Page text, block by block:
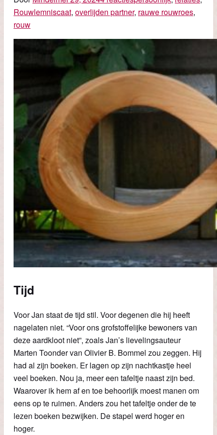
Rouwlemniscaat, overlijden partner, rauwe rouwroes,
rouw
Tijd
Voor Jan staat de tijd stil. Voor degenen die hij heeft
nagelaten niet. “Voor ons grofstoffelijke bewoners van
deze aardkloot niet”, zoals Jan’s lievelingsauteur
Marten Toonder van Olivier B. Bommel zou zeggen. Hij
had al zijn boeken. Er lagen op zijn nachtkastje heel
veel boeken. Nou ja, meer een tafeltje naast zijn bed.
Waarover ik hem af en toe behoorlijk moest manen om
eens op te ruimen. Anders zou het tafeltje onder de te
lezen boeken bezwijken. De stapel werd hoger en
hoger.